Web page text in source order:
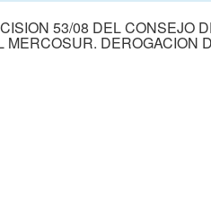
53/08 DEL CONSEJO
DEROGACION